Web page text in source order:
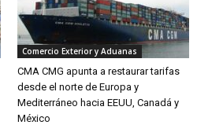
Comercio Exterior y Aduanas
CMA CMG apunta a restaurar tarifas
desde el norte de Europa y
Mediterráneo hacia EEUU, Canadá y
México